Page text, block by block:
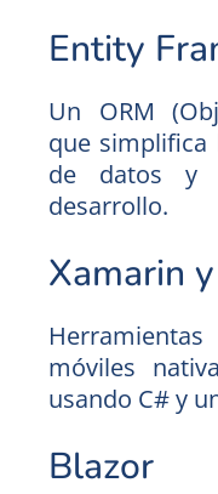
Entity
Un ORM
que simplifica
de datos y
desarrollo.
Xamarin
móviles
usando C# y
Blazor